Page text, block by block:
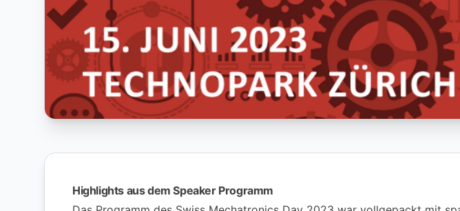
Highlights aus dem Speaker Programm